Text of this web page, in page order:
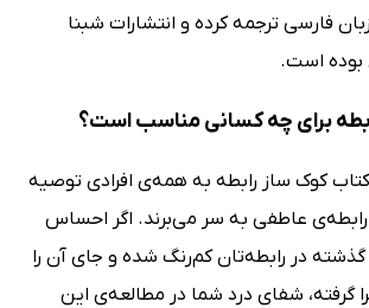
فارسی ترجمه کرده و انتشارات شبنا
بوده است.
برای چه کسانی مناسب است؟
کوک‌ ساز رابطه به همه‌ی افرادی توصیه
عاطفی به سر می‌برند. اگر احساس
در رابطه‌تان کم‌رنگ شده و جای آن را
گرفته،‌ شفای درد شما در مطالعه‌ی این